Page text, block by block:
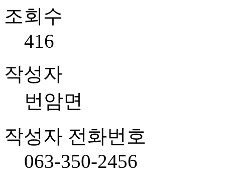
조회수
416
작성자
번암면
작성자 전화번호
063-350-2456